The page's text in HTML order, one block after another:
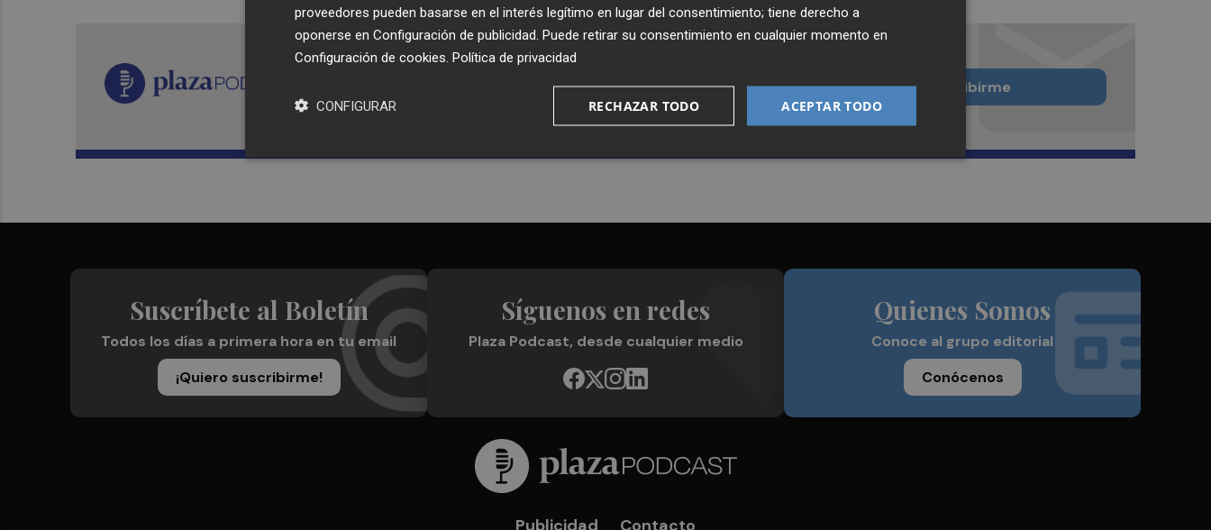
Recibe toda la actualidad de
Plaza Podcast en tu correo
Quiero suscribirme
Suscríbete al Boletín
Todos los días a primera hora en tu email
¡Quiero suscribirme!
Síguenos en redes
Plaza Podcast, desde cualquier medio
Quienes Somos
Conoce al grupo editorial
Conócenos
Publicidad Contacto
proveedores pueden basarse en el interés legítimo en lugar del consentimiento; tiene derecho a
oponerse en Configuración de publicidad . Puede retirar su consentimiento en cualquier momento en
Configuración de cookies Política de privacidad
ACEPTAR TODO
RECHAZAR TODO
CONFIGURAR